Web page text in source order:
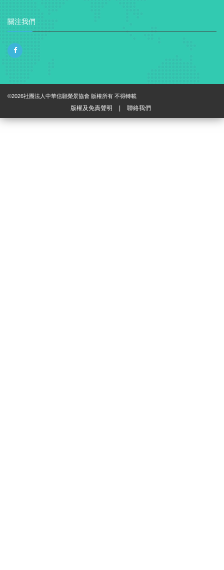
關注我們
©2026社團法人中華信願榮景協會 版權所有 不得轉載
版權及免責聲明 聯絡我們